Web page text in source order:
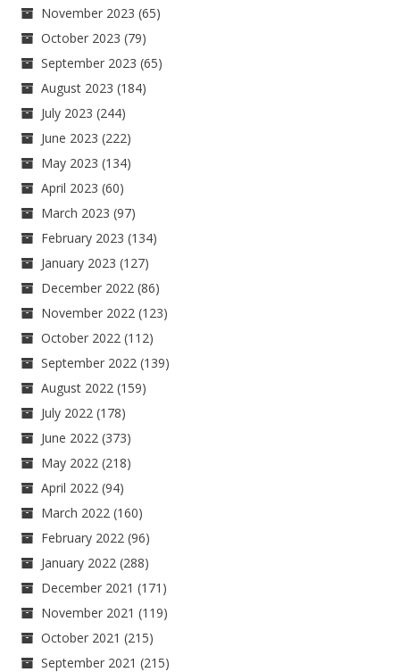
November 2023 (65)
October 2023 (79)
September 2023 (65)
August 2023 (184)
July 2023 (244)
June 2023 (222)
May 2023 (134)
April 2023 (60)
March 2023 (97)
February 2023 (134)
January 2023 (127)
December 2022 (86)
November 2022 (123)
October 2022 (112)
September 2022 (139)
August 2022 (159)
July 2022 (178)
June 2022 (373)
May 2022 (218)
April 2022 (94)
March 2022 (160)
February 2022 (96)
January 2022 (288)
December 2021 (171)
November 2021 (119)
October 2021 (215)
September 2021 (215)